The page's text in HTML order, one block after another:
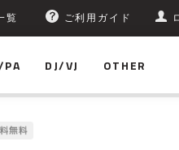
覧 ご利用ガイド
DJ/VJ OTHER